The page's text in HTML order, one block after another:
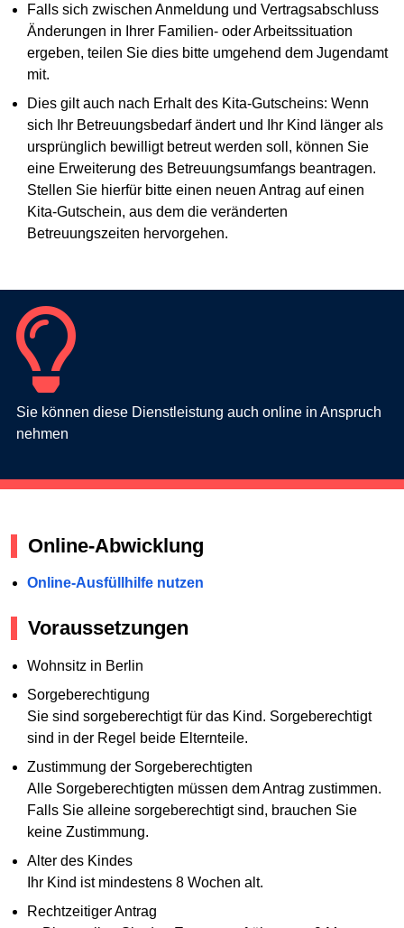
Falls sich zwischen Anmeldung und Vertragsabschluss
Änderungen in Ihrer Familien- oder Arbeitssituation
ergeben, teilen Sie dies bitte umgehend dem Jugendamt
mit.
Dies gilt auch nach Erhalt des Kita-Gutscheins: Wenn
sich Ihr Betreuungsbedarf ändert und Ihr Kind länger als
ursprünglich bewilligt betreut werden soll, können Sie
eine Erweiterung des Betreuungsumfangs beantragen.
Stellen Sie hierfür bitte einen neuen Antrag auf einen
Kita-Gutschein, aus dem die veränderten
Betreuungszeiten hervorgehen.
Sie können diese Dienstleistung auch online in Anspruch
nehmen
Online-Abwicklung
Online-Ausfüllhilfe nutzen
Voraussetzungen
Wohnsitz in Berlin
Sorgeberechtigung
Sie sind sorgeberechtigt für das Kind. Sorgeberechtigt
sind in der Regel beide Elternteile.
Zustimmung der Sorgeberechtigten
Alle Sorgeberechtigten müssen dem Antrag zustimmen.
Falls Sie alleine sorgeberechtigt sind, brauchen Sie
keine Zustimmung.
Alter des Kindes
Ihr Kind ist mindestens 8 Wochen alt.
Rechtzeitiger Antrag